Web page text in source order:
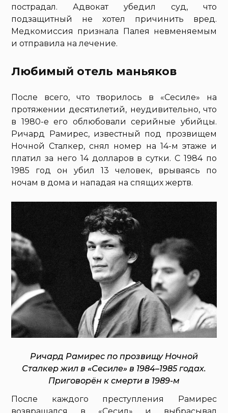
пострадал. Адвокат убедил суд, что
подзащитный не хотел причинить вред.
Медкомиссия признала Палея невменяемым
и отправила на лечение.
Любимый отель маньяков
После всего, что творилось в «Сесиле» на
протяжении десятилетий, неудивительно, что
в 1980-е его облюбовали серийные убийцы.
Ричард Рамирес, известный под прозвищем
Ночной Сталкер, снял номер на 14-м этаже и
платил за него 14 долларов в сутки. С 1984 по
1985 год он убил 13 человек, врываясь по
ночам в дома и нападая на спящих жертв.
Ричард Рамирес по прозвищу Ночной
Сталкер жил в «Сесиле» в 1984–1985 годах.
Приговорён к смерти в 1989-м
После каждого преступления Рамирес